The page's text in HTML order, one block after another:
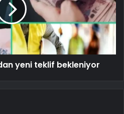
yeni teklif bekleniyor